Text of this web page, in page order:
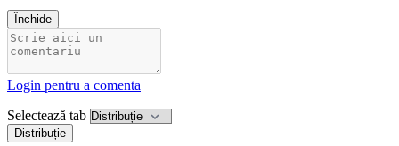
Închide
Login pentru a comenta
Selectează tab
Distribuție